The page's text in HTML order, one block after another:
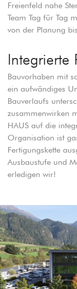
Freienfeld nahe
Team Tag für Tag
von der Planung
Integrierte
Bauvorhaben mit
ein aufwändiges
Bauverlaufs
zusammenwirken
HAUS auf die
Organisation ist
Fertigungskette
Ausbaustufe und
erledigen wir!